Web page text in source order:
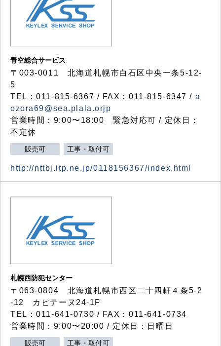
青空総合サービス
〒003-0011 北海道札幌市白石区中央一条5-12-
5
TEL：011-815-6367 / FAX：011-815-6347 / a
ozora69@sea.plala.orjp
営業時間：9:00〜18:00 緊急対応可 / 定休日：
不定休
販売可 工事・取付可
http://nttbj.itp.ne.jp/0118156367/index.html
札幌西防犯センター
〒063-0804 北海道札幌市西区二十四軒４条5-2
-12 カピテーヌ24-1F
TEL：011-641-0730 / FAX：011-641-0734
営業時間：9:00〜20:00 / 定休日：日曜日
販売可 工事・取付可